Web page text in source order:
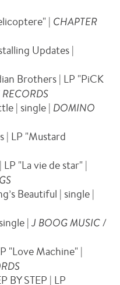
| CHAPTER
Updates |
Brothers | LP "PiCK
RECORDS
| single | DOMINO
| LP "Mustard
"La vie de star" |
Beautiful | single |
| J BOOG MUSIC /
"Love Machine" |
BY STEP | LP